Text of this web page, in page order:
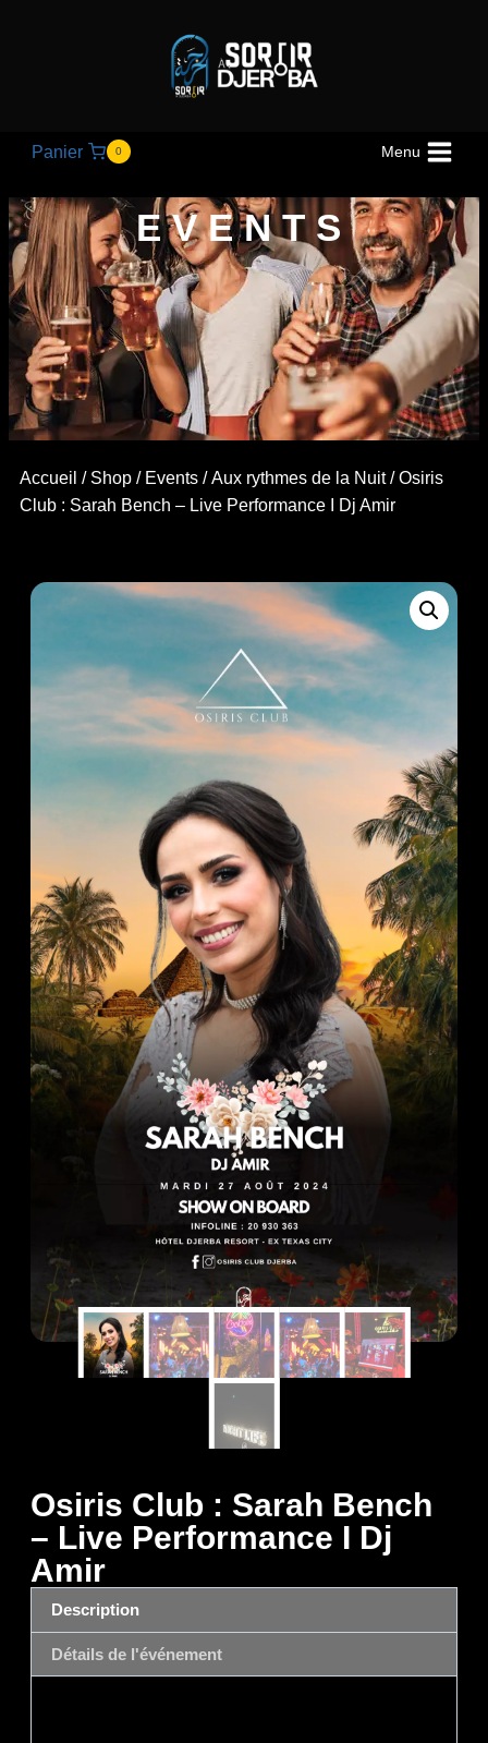
Panier 0 Menu
EVENTS
Accueil / Shop / Events /Aux rythmes de la Nuit/ Osiris
Club : Sarah Bench – Live Performance I Dj Amir
Osiris Club : Sarah Bench
– Live Performance I Dj
Amir
Description
Détails de l'événement